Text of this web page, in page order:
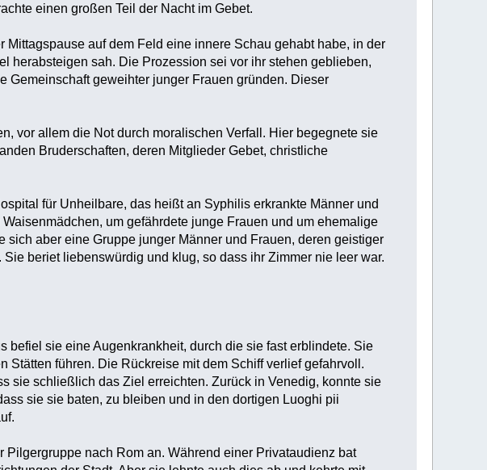
einen großen Teil der Nacht im Gebet.
auf dem Feld eine innere Schau gehabt habe, in der
herabsteigen sah. Die Prozession sei vor ihr stehen geblieben,
Gemeinschaft geweihter junger Frauen gründen. Dieser
vor allem die Not durch moralischen Verfall. Hier begegnete sie
Bruderschaften, deren Mitglieder Gebet, christliche
für Unheilbare, das heißt an Syphilis erkrankte Männer und
um gefährdete junge Frauen und um ehemalige
aber eine Gruppe junger Männer und Frauen, deren geistiger
beriet liebenswürdig und klug, so dass ihr Zimmer nie leer war.
sie eine Augenkrankheit, durch die sie fast erblindete. Sie
führen. Die Rückreise mit dem Schiff verlief gefahrvoll.
sie schließlich das Ziel erreichten. Zurück in Venedig, konnte sie
sie sie baten, zu bleiben und in den dortigen Luoghi pii
nach Rom an. Während einer Privataudienz bat